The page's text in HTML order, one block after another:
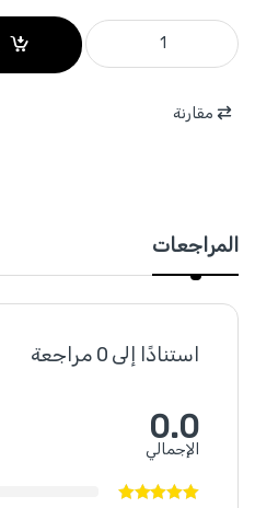
WQP0970 - كوبلر ( وصلة ضاغط ) موديل أوروبي ماركة WADFOW quantity
مقارنة
المراجعات
استنادًا إلى 0 مراجعة
0.0
الإجمالي